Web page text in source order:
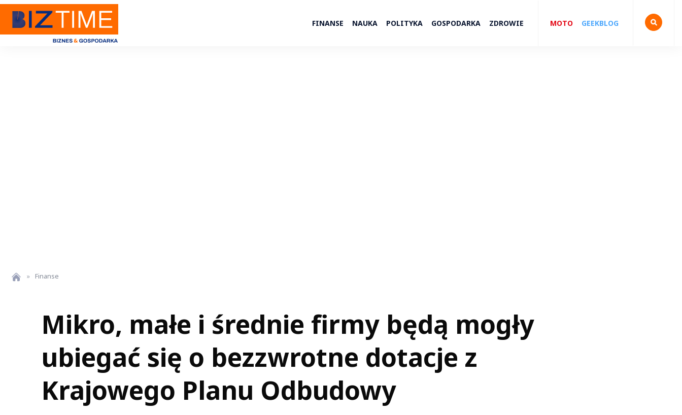
FINANSE NAUKA POLITYKA GOSPODARKA ZDROWIE MOTO GEEKBLOG
» Finanse
Mikro, małe i średnie firmy będą mogły
ubiegać się o bezzwrotne dotacje z
Krajowego Planu Odbudowy